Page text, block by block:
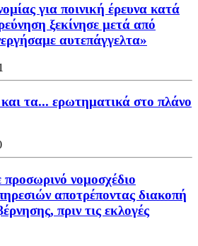
για ποινική έρευνα κατά
ξεκίνησε μετά από
αυτεπάγγελτα»
και τα... ερωτηματικά στο πλάνο
νομοσχέδιο
αποτρέποντας διακοπή
πριν τις εκλογές